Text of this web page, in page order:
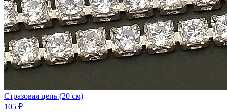
Стразовая цепь (20 см)
105 ₽